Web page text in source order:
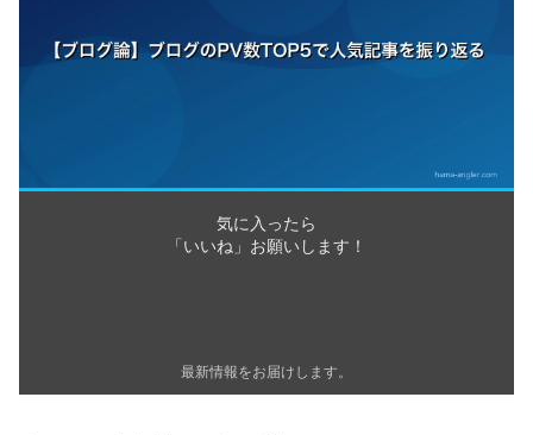
気に入ったら
「いいね」お願いします！
最新情報をお届けします。